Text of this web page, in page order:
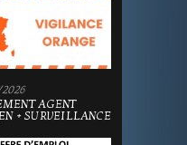
AGENT
+ SURVEILLANCE